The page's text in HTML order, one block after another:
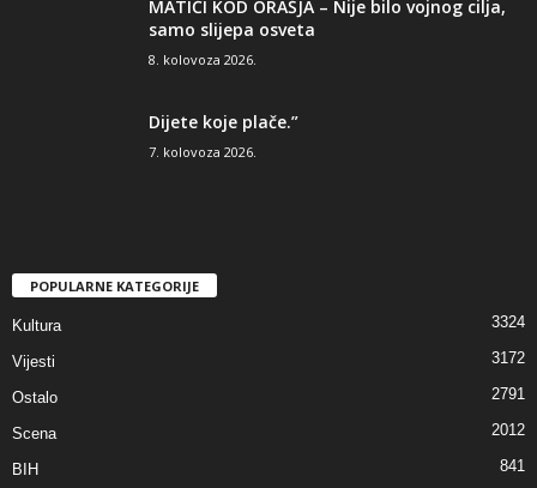
MATIĆI KOD ORAŠJA – Nije bilo vojnog cilja,
samo slijepa osveta
8. kolovoza 2026.
Dijete koje plače.”
7. kolovoza 2026.
POPULARNE KATEGORIJE
Kultura 3324
Vijesti 3172
Ostalo 2791
Scena 2012
BIH 841